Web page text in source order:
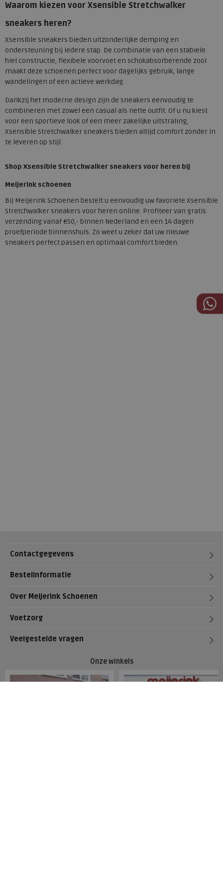
Waarom kiezen voor Xsensible Stretchwalker
sneakers heren?
Xsensible sneakers bieden uitzonderlijke demping en
ondersteuning bij iedere stap. De combinatie van een stabiele
hiel constructie, flexibele voorvoet en schokabsorberende zool
maakt deze schoenen perfect voor dagelijks gebruik, lange
wandelingen of een actieve werkdag.
Dankzij het moderne design zijn de sneakers eenvoudig te
combineren met zowel een casual als nette outfit. Of u nu kiest
voor een sportieve look of een meer zakelijke uitstraling,
Xsensible Stretchwalker sneakers bieden altijd comfort zonder in
te leveren op stijl.
Shop Xsensible Stretchwalker sneakers voor heren bij
Meijerink schoenen
Bij Meijerink Schoenen bestelt u eenvoudig uw favoriete Xsensible
Stretchwalker sneakers voor heren online. Profiteer van gratis
verzending vanaf €50,- binnen Nederland en een 14 dagen
proefperiode binnenshuis. Zo weet u zeker dat uw nieuwe
sneakers perfect passen en optimaal comfort bieden.
Contactgegevens
Bestelinformatie
Over Meijerink Schoenen
Voetzorg
Veelgestelde vragen
Onze winkels